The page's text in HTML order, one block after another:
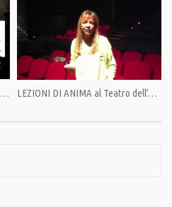
PTV news Ultim’ora – Aereo russo: oscuri retroscena LEZIONI DI ANIMA al Teatro dell’Angelo – Roma